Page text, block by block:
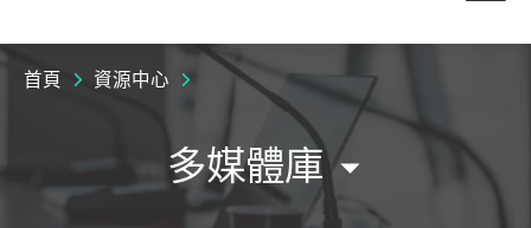
首頁 資源中心
多媒體庫